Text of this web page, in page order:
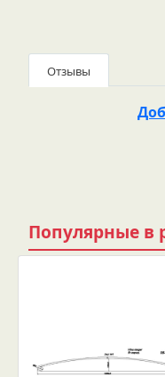
Отзывы
Популярные в